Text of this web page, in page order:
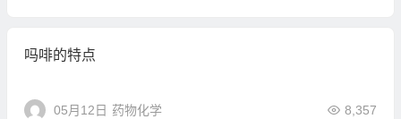
吗啡的特点
05月12日 药物化学 8,357